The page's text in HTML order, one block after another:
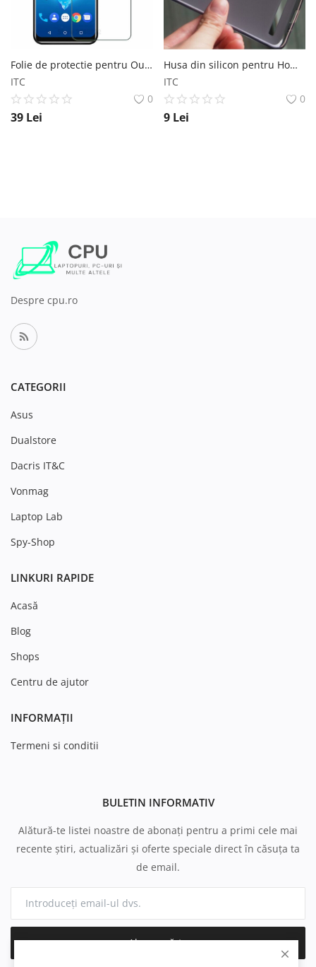
Folie de protectie pentru Oukitel C12 Pro OUKITEL
ITC
0
39 Lei
Husa din silicon pentru Homtom S8 HomTom
ITC
0
9 Lei
Despre cpu.ro
CATEGORII
Asus
Dualstore
Dacris IT&C
Vonmag
Laptop Lab
Spy-Shop
LINKURI RAPIDE
Acasă
Blog
Shops
Centru de ajutor
INFORMAȚII
Termeni si conditii
BULETIN INFORMATIV
Alătură-te listei noastre de abonați pentru a primi cele mai
recente știri, actualizări și oferte speciale direct în căsuța ta
de email.
Abonează-te